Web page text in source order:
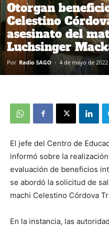
Otorgan
Celestino
asesinato del
Luchsinger
Por Radio SAGO - 4 de mayo de 2022
El jefe del Centro de
informó sobre la
evaluación de beneficios
se abordó la solicitud de
machi Celestino Córdova
En la instancia, las